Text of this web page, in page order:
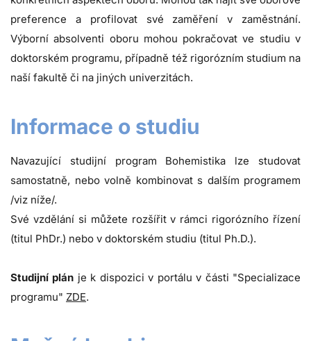
preference a profilovat své zaměření v zaměstnání.
Výborní absolventi oboru mohou pokračovat ve studiu v
doktorském programu, případně též rigorózním studium na
naší fakultě či na jiných univerzitách.
Informace o studiu
Navazující studijní program Bohemistika lze studovat
samostatně, nebo volně kombinovat s dalším programem
/viz níže/.
Své vzdělání si můžete rozšířit v rámci rigorózního řízení
(titul PhDr.) nebo v doktorském studiu (titul Ph.D.).
Studijní plán je k dispozici v portálu v části "Specializace
programu" ZDE.